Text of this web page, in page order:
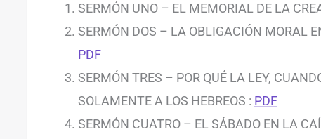
SERMÓN UNO – EL MEMORIAL DE LA
SERMÓN DOS – LA OBLIGACIÓN MORAL
PDF
SERMÓN TRES – POR QUÉ LA LEY,
SOLAMENTE A LOS HEBREOS : PDF
SERMÓN CUATRO – EL SÁBADO EN LA